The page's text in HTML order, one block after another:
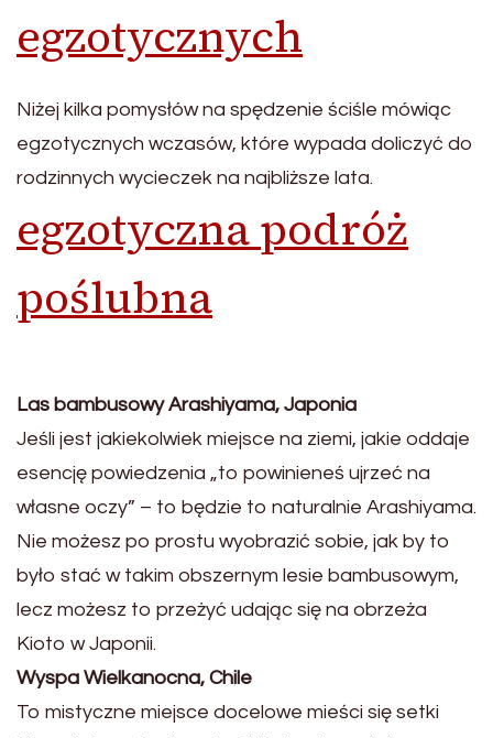
egzotycznych
Niżej kilka pomysłów na spędzenie ściśle mówiąc
egzotycznych wczasów, które wypada doliczyć do
rodzinnych wycieczek na najbliższe lata.
egzotyczna podróż
poślubna
Las bambusowy Arashiyama, Japonia
Jeśli jest jakiekolwiek miejsce na ziemi, jakie oddaje
esencję powiedzenia „to powinieneś ujrzeć na
własne oczy” – to będzie to naturalnie Arashiyama.
Nie możesz po prostu wyobrazić sobie, jak by to
było stać w takim obszernym lesie bambusowym,
lecz możesz to przeżyć udając się na obrzeża
Kioto w Japonii.
Wyspa Wielkanocna, Chile
To mistyczne miejsce docelowe mieści się setki